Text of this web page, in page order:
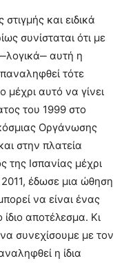
και ειδικά
συνίσταται ότι με
αυτή η
τότε
μέχρι αυτό να γίνει
του 1999 στο
Οργάνωσης
στην πλατεία
της Ισπανίας μέχρι
έδωσε μια ώθηση
να είναι ένας
αποτέλεσμα. Κι
συνεχίσουμε με τον
η ίδια